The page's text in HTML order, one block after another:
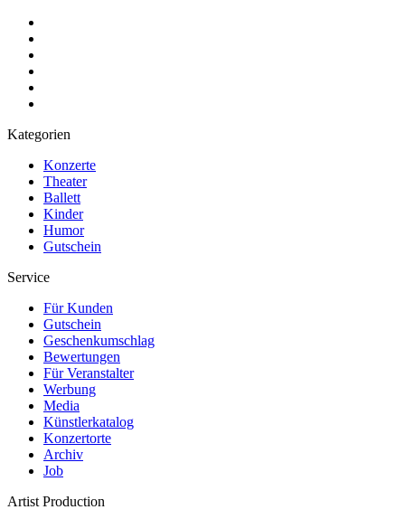
Kategorien
Konzerte
Theater
Ballett
Kinder
Humor
Gutschein
Service
Für Kunden
Gutschein
Geschenkumschlag
Bewertungen
Für Veranstalter
Werbung
Media
Künstlerkatalog
Konzertorte
Archiv
Job
Artist Production